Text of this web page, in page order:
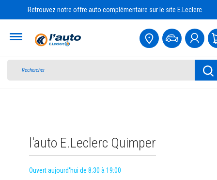
Retrouvez notre offre auto complémentaire sur le site E.Leclerc
l'auto E.Leclerc Quimper
Ouvert aujourd'hui de 8:30 à 19:00